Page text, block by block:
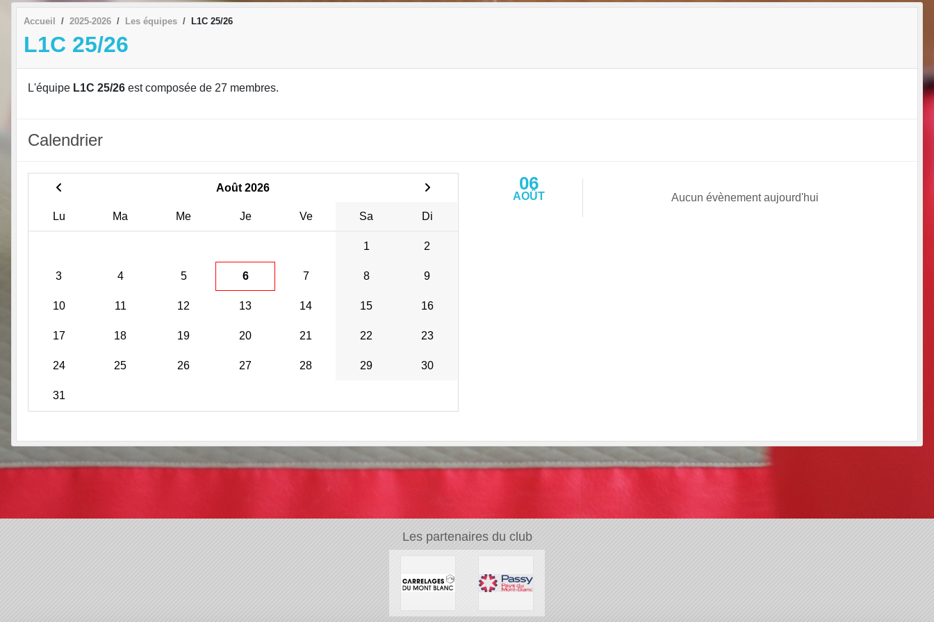
Accueil 2025-2026 Les équipes L1C 25/26
L1C 25/26
L'équipe L1C 25/26 est composée de 27 membres.
Calendrier
Août 2026
Lu Ma Me Je Ve Sa Di
1 2
3 4 5 6 7 8 9
10 11 12 13 14 15 16
17 18 19 20 21 22 23
24 25 26 27 28 29 30
31
06
AOÛT Aucun évènement aujourd'hui
Les partenaires du club